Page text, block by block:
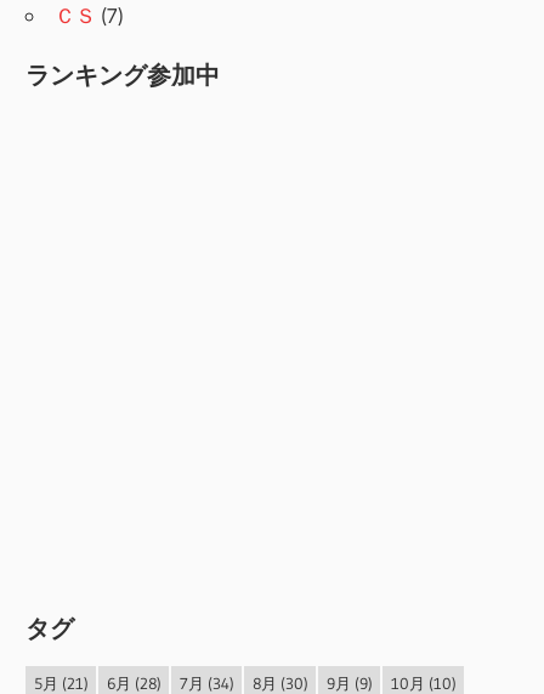
ＣＳ (7)
ランキング参加中
タグ
5月 (21) 6月 (28) 7月 (34) 8月 (30) 9月 (9) 10月 (10)